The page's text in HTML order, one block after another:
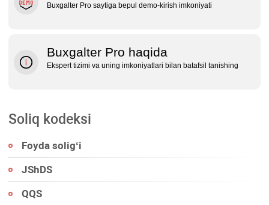
Buxgalter Pro saytiga bepul demo‑kirish imkoniyati
Buxgalter Pro haqida
Ekspert tizimi va uning imkoniyatlari bilan batafsil tanishing
Soliq kodeksi
Foyda soligʻi
JShDS
QQS